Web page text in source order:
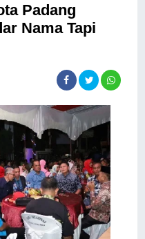
Padang
Nama Tapi